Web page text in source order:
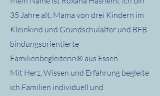
35 Jahre alt, Mama von drei Kindern im
Kleinkind und Grundschulalter und BFB
bindungsorientierte
Familienbegleiterin® aus Essen.
Mit Herz, Wissen und Erfahrung begleite
ich Familien individuell und